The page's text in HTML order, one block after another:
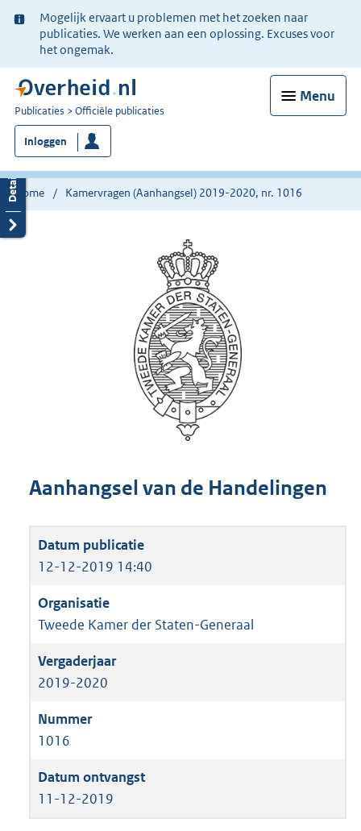
Ter
informatie:
Mogelijk ervaart u problemen met het zoeken naar
publicaties. We werken aan een oplossing. Excuses voor
het ongemak.
Menu
U
bent
nu
hier:
Publicaties Officiële publicaties
Inloggen
Home Kamervragen (Aanhangsel) 2019-2020, nr. 1016
Aanhangsel van de Handelingen
12-12-2019 14:40
Tweede Kamer der Staten-Generaal
2019-2020
1016
11-12-2019